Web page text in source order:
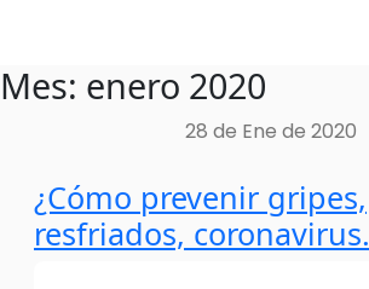
Skip
to
Mes: enero 2020
28 de Ene de 2020
¿Cómo prevenir gripes,
resfriados,